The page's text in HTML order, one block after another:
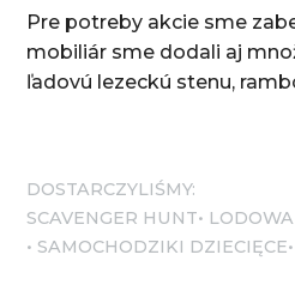
Pre potreby akcie sme
mobiliár sme dodali aj
ľadovú lezeckú stenu,
DOSTARCZYLIŚMY:
SCAVENGER HUNT
SAMOCHODZIKI DZIECIĘCE